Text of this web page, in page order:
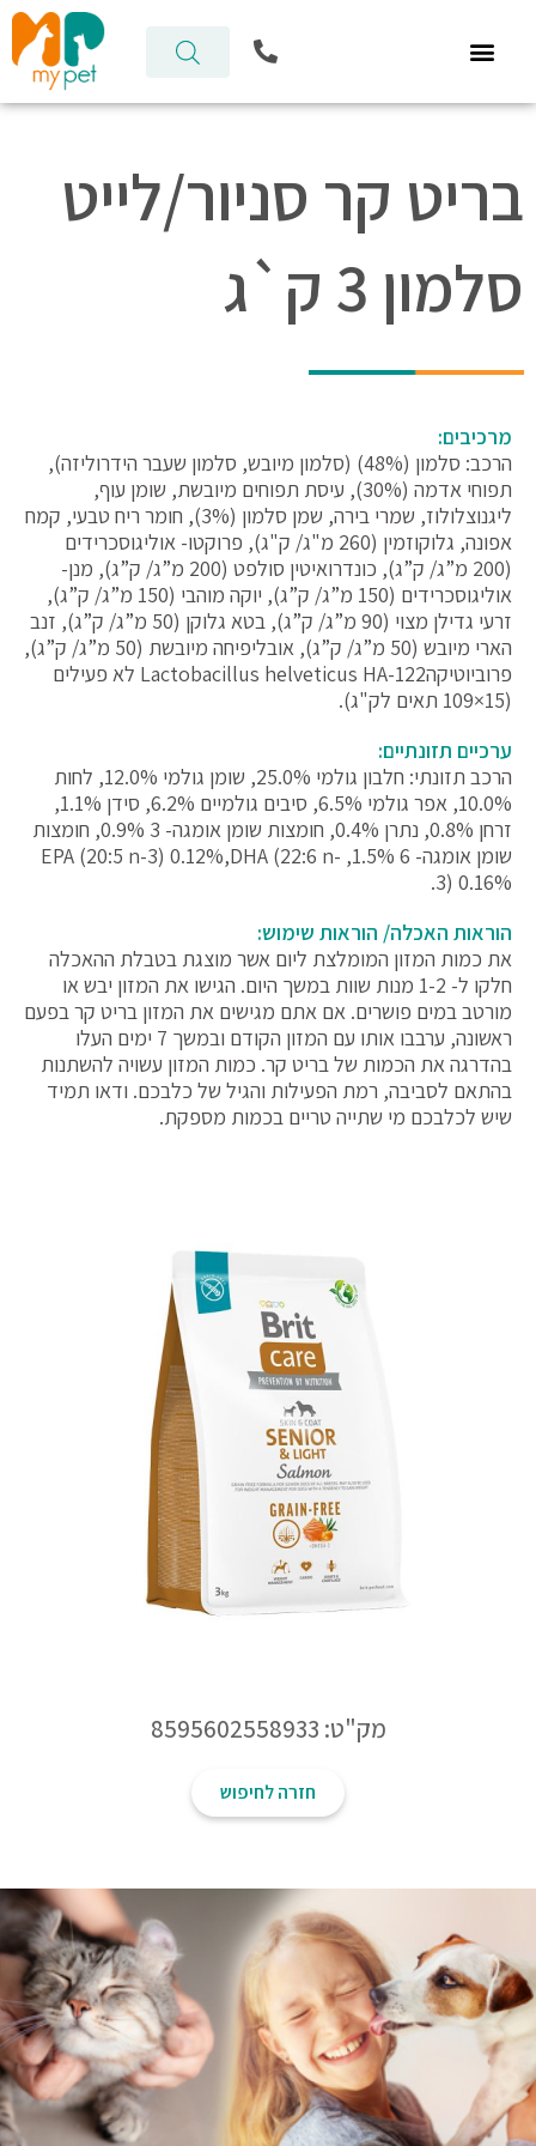
n
a
t
בריט קר סניור/לייט
סלמון 3 ק`ג
מרכיבים:
הרכב: סלמון (48%) (סלמון מיובש, סלמון שעבר הידרוליזה),
תפוחי אדמה (30%), עיסת תפוחים מיובשת, שומן עוף,
ליגנוצלולוז, שמרי בירה, שמן סלמון (3%), חומר ריח טבעי, קמח
אפונה, גלוקוזמין (260 מ"ג/ ק"ג), פרוקטו- אוליגוסכרידים
(200 מ”ג/ ק”ג), כונדרואיטין סולפט (200 מ”ג/ ק”ג), מנן-
אוליגוסכרידים (150 מ”ג/ ק”ג), יוקה מוהבי (150 מ”ג/ ק”ג),
זרעי גדילן מצוי (90 מ”ג/ ק”ג), בטא גלוקן (50 מ”ג/ ק”ג), זנב
הארי מיובש (50 מ”ג/ ק”ג), אובליפיחה מיובשת (50 מ”ג/ ק”ג),
פרוביוטיקהLactobacillus helveticus HA-122 לא פעילים
(15×109 תאים לק"ג).
ערכיים תזונתיים:
הרכב תזונתי: חלבון גולמי 25.0%, שומן גולמי 12.0%, לחות
10.0%, אפר גולמי 6.5%, סיבים גולמיים 6.2%, סידן 1.1%,
זרחן 0.8%, נתרן 0.4%, חומצות שומן אומגה- 3 0.9%, חומצות
שומן אומגה- 6 1.5%, EPA (20:5 n-3) 0.12%,DHA (22:6 n-
3) 0.16%.
הוראות האכלה/ הוראות שימוש:
את כמות המזון המומלצת ליום אשר מוצגת בטבלת ההאכלה
חלקו ל- 1-2 מנות שוות במשך היום. הגישו את המזון יבש או
מורטב במים פושרים. אם אתם מגישים את המזון בריט קר בפעם
ראשונה, ערבבו אותו עם המזון הקודם ובמשך 7 ימים העלו
בהדרגה את הכמות של בריט קר. כמות המזון עשויה להשתנות
בהתאם לסביבה, רמת הפעילות והגיל של כלבכם. ודאו תמיד
שיש לכלבכם מי שתייה טריים בכמות מספקת.
מק"ט: 8595602558933
חזרה לחיפוש